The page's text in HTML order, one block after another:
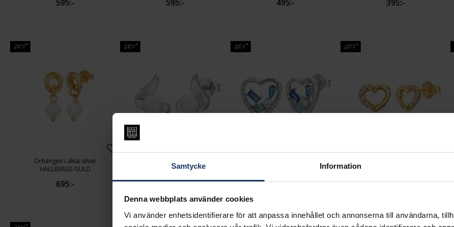
Samtycke Information
Denna webbplats använder cookies
Vi använder enhetsidentifierare för att anpassa innehållet och annonserna till användarna,
595:- 595:- 495:- 395:-
20%*
Örhängen i äkta silver
HALLBERGS GULD
695:-
20%*
HALLBERGS GULD
395:-
20%*
595:-
20%*
295:-